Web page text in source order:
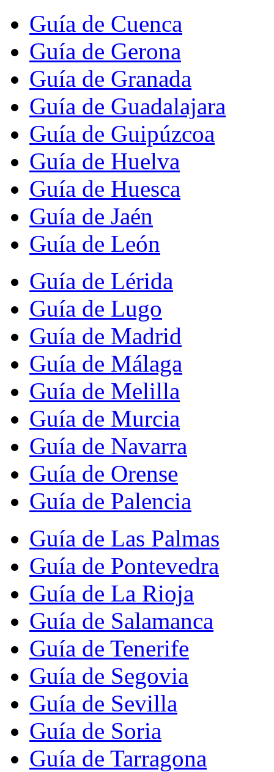
Guía de Cuenca
Guía de Gerona
Guía de Granada
Guía de Guadalajara
Guía de Guipúzcoa
Guía de Huelva
Guía de Huesca
Guía de Jaén
Guía de León
Guía de Lérida
Guía de Lugo
Guía de Madrid
Guía de Málaga
Guía de Melilla
Guía de Murcia
Guía de Navarra
Guía de Orense
Guía de Palencia
Guía de Las Palmas
Guía de Pontevedra
Guía de La Rioja
Guía de Salamanca
Guía de Tenerife
Guía de Segovia
Guía de Sevilla
Guía de Soria
Guía de Tarragona